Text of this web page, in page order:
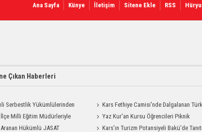
Ana Sayfa Künye İletişim Sitene Ekle RSS
Çıkan Haberleri
Serbestlik Yükümlülerinden
Desteği
Kars Fethiye Camisi'nde Dalgalanan Türk
Bayrağı Görenlerin Beğenisini Topladı
Milli Eğitim Müdürleriyle
Toplantısı
Yaz Kur'an Kursu Öğrencileri Piknik
Coşkusu Yaşadı
Hükümlü JASAT
Kars'ın Turizm Potansiyeli Bakü'de